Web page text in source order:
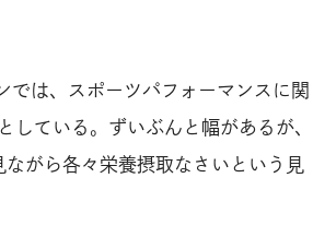
は、スポーツパフォーマンスに関
ている。ずいぶんと幅があるが、
がら各々栄養摂取なさいという見